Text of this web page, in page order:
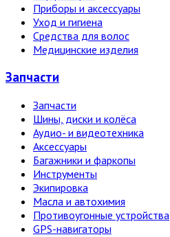
Приборы и аксессуары
Уход и гигиена
Средства для волос
Медицинские изделия
Запчасти
Запчасти
Шины, диски и колёса
Аудио- и видеотехника
Аксессуары
Багажники и фаркопы
Инструменты
Экипировка
Масла и автохимия
Противоугонные устройства
GPS-навигаторы